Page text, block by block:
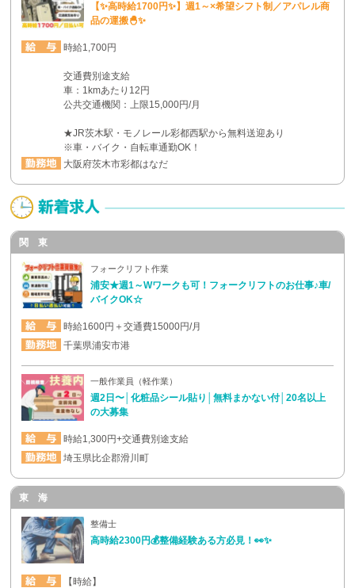
【✨高時給1700円✨】週1～×希望シフト制／アパレル商
品の運搬🐣✨
時給1,700円
交通費別途支給
車：1kmあたり12円
公共交通機関：上限15,000円/月
★JR茨木駅・モノレール彩都西駅から無料送迎あり
※車・バイク・自転車通勤OK！
大阪府茨木市彩都はなだ
関 東
フォークリフト作業
浦安★週1～Wワークも可！フォークリフトのお仕事♪車/
バイクOK☆
時給1600円＋交通費15000円/月
千葉県浦安市港
一般作業員（軽作業）
週2日〜│化粧品シール貼り│無料まかない付│20名以上
の大募集
時給1,300円+交通費別途支給
埼玉県比企郡滑川町
東 海
整備士
高時給2300円💰整備経験ある方必見！👀✨
【時給】